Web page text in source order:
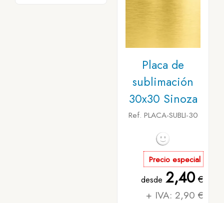
Placa de
sublimación
30x30 Sinoza
Ref. PLACA-SUBLI-30
Precio especial
desde 2,40€
+ IVA: 2,90 €